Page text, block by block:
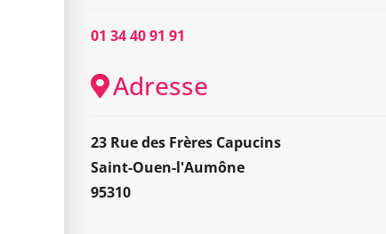
01 34 40 91 91
Adresse
23 Rue des Frères Capucins
Saint-Ouen-l'Aumône
95310